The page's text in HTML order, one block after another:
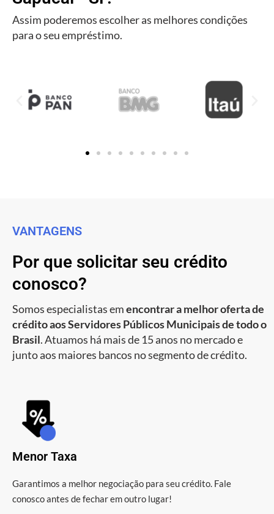
Assim poderemos escolher as melhores condições
para o seu empréstimo.
VANTAGENS
Por que solicitar seu crédito
conosco?
Somos especialistas emencontrar a melhor oferta de
crédito aos Servidores Públicos Municipais de todo o
Brasil. Atuamos há mais de 15 anos no mercado e
junto aos maiores bancos no segmento de crédito.
Menor Taxa
Garantimos a melhor negociação para seu crédito. Fale
conosco antes de fechar em outro lugar!